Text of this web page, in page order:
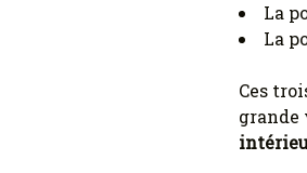
La
La
Ces
grande